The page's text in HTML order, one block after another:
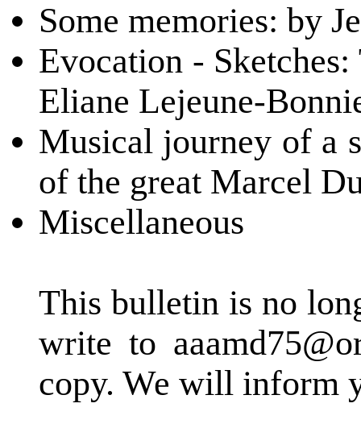
Some memories: by
Evocation -
Eliane Lejeune-
Musical journey of a
of the great Marcel
Miscellaneous
This bulletin is no
write to
copy. We will inform